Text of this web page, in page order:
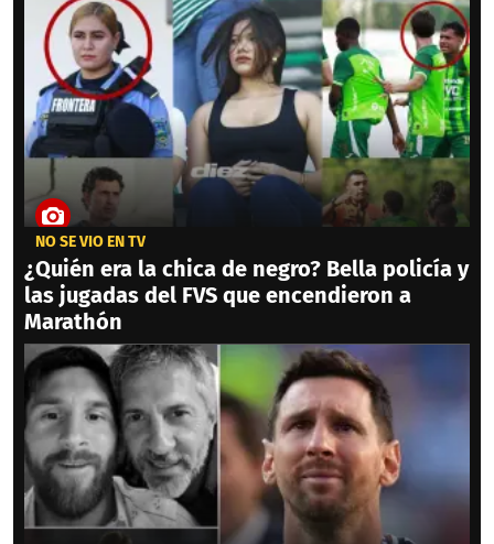
NO SE VIO EN TV
¿Quién era la chica de negro? Bella policía y
las jugadas del FVS que encendieron a
Marathón